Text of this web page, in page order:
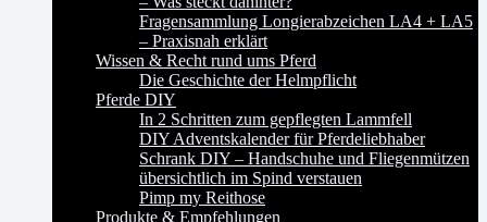
Fragensammlung Longierabzeichen LA4 + LA5
– Praxisnah erklärt
Wissen & Recht rund ums Pferd
Die Geschichte der Helmpflicht
Pferde DIY
In 2 Schritten zum gepflegten Lammfell
DIY Adventskalender für Pferdeliebhaber
Schrank DIY – Handschuhe und Fliegenmützen
übersichtlich im Spind verstauen
Pimp my Reithose
Produkte & Empfehlungen